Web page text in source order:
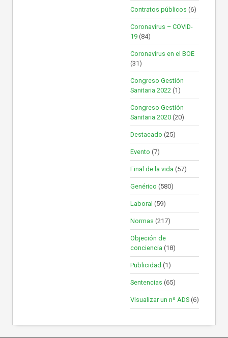
Contratos públicos (6)
Coronavirus – COVID-
19 (84)
Coronavirus en el BOE
(31)
Congreso Gestión
Sanitaria 2022 (1)
Congreso Gestión
Sanitaria 2020 (20)
Destacado (25)
Evento (7)
Final de la vida (57)
Genérico (580)
Laboral (59)
Normas (217)
Objeción de
conciencia (18)
Publicidad (1)
Sentencias (65)
Visualizar un nº ADS (6)